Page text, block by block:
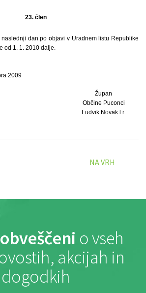
23. člen
dan po objavi v Uradnem listu Republike
od 1. 1. 2010 dalje.
2009
Župan
Občine Puconci
Ludvik Novak l.r.
NA VRH
o vseh
akcijah in
dogodkih